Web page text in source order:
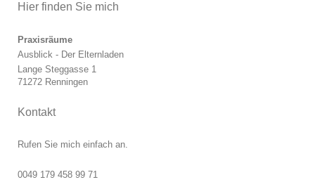
Hier finden Sie mich
Praxisräume
Ausblick - Der Elternladen
Lange Steggasse 1
71272 Renningen
Kontakt
Rufen Sie mich einfach an.
0049 179 458 99 71